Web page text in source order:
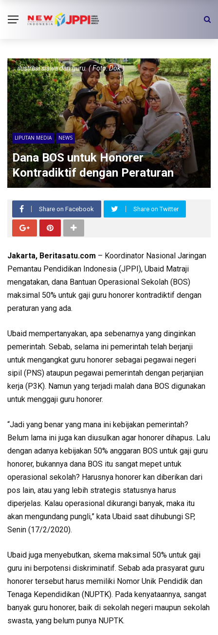
ilustrasi siswa dan guru. ( Foto: Dok )
LIPUTAN MEDIA NEWS
Dana BOS untuk Honorer
Kontradiktif dengan Peraturan
Share on Facebook Share on Twitter
Jakarta, Beritasatu.com – Koordinator Nasional Jaringan
Pemantau Pendidikan Indonesia (JPPI), Ubaid Matraji
mengatakan, dana Bantuan Operasional Sekolah (BOS)
maksimal 50% untuk gaji guru honorer kontradiktif dengan
peraturan yang ada.
Ubaid mempertanyakan, apa sebenarnya yang dinginkan
pemerintah. Sebab, selama ini pemerintah telah berjanji
untuk mengangkat guru honorer sebagai pegawai negeri
sipil (PNS) ataupun pegawai pemerintah dengan perjanjian
kerja (P3K). Namun yang terjadi malah dana BOS digunakan
untuk menggaji guru honorer.
“Jadi yang benar yang mana ini kebijakan pemerintah?
Belum lama ini juga kan diusulkan agar honorer dihapus. Lalu
dengan adanya kebijakan 50% anggaran BOS untuk gaji guru
honorer, bukannya dana BOS itu sangat mepet untuk
operasional sekolah? Harusnya honorer kan diberikan dari
pos lain, atau yang lebih strategis statusnya harus
diperjelas. Kalau operasional dikurangi banyak, maka itu
akan mengundang pungli,” kata Ubaid saat dihubungi SP,
Senin (17/2/2020).
Ubaid juga menyebutkan, skema maksimal 50% untuk gaji
guru ini berpotensi diskriminatif. Sebab ada prasyarat guru
honorer tersebut harus memiliki Nomor Unik Pendidik dan
Tenaga Kependidikan (NUPTK). Pada kenyataannya, sangat
banyak guru honorer, baik di sekolah negeri maupun sekolah
swasta, yang belum punya NUPTK.